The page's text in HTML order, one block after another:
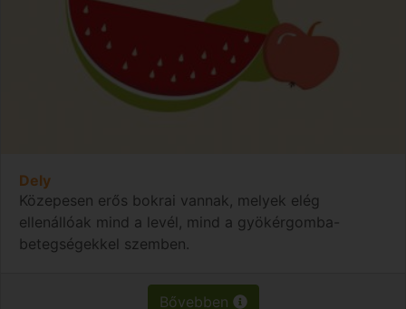
Dely
Közepesen erős bokrai vannak, melyek elég
ellenállóak mind a levél, mind a gyökérgomba-
betegségekkel szemben.
Bővebben